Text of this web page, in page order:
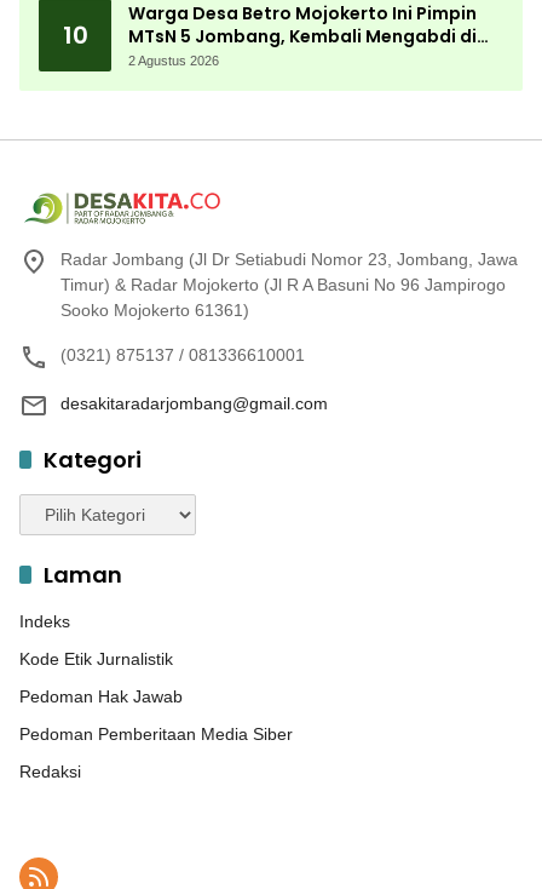
10
Warga Desa Betro Mojokerto Ini Pimpin
MTsN 5 Jombang, Kembali Mengabdi di
Almamater
2 Agustus 2026
Radar Jombang (Jl Dr Setiabudi Nomor 23, Jombang, Jawa
Timur) & Radar Mojokerto (Jl R A Basuni No 96 Jampirogo
Sooko Mojokerto 61361)
(0321) 875137 / 081336610001
desakitaradarjombang@gmail.com
Kategori
Kategori
Laman
Indeks
Kode Etik Jurnalistik
Pedoman Hak Jawab
Pedoman Pemberitaan Media Siber
Redaksi